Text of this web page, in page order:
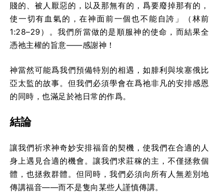
賤的、被人厭惡的，以及那無有的，爲要廢掉那有的，
使一切有血氣的，在神面前一個也不能自誇」（林前
1:28–29）。我們所當做的是順服神的使命，而結果全
憑祂主權的旨意——感謝神！
神當然可能爲我們預備特別的相遇，如腓利與埃塞俄比
亞太監的故事。但我們必須學會在爲祂非凡的安排感恩
的同時，也滿足於祂日常的作爲。
結論
讓我們祈求神奇妙安排福音的契機，使我們在合適的人
身上遇見合適的機會。讓我們求莊稼的主，不僅拯救個
體，也拯救群體。但同時，我們必須向所有人無差別地
傳講福音——而不是隻向某些人謹慎傳講。